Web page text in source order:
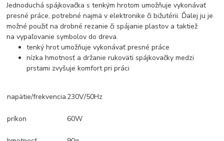
Jednoduchá spájkovačka s tenkým hrotom umožňuje vykonávať
presné práce, potrebné najmä v elektronike či bižutérii. Ďalej ju je
možné použiť na drobné rezanie či spájanie plastov a taktiež
na vypaľovanie symbolov do dreva.
tenký hrot umožňuje vykonávať presné práce
nízka hmotnosť a držanie rukoväti spájkovačky medzi
prstami zvyšuje komfort pri práci
napätie/frekvencia 230V/50Hz
príkon 60W